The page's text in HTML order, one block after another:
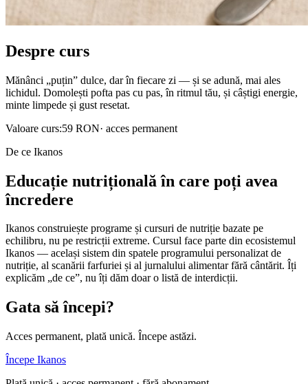
Despre curs
Mănânci „puțin” dulce, dar în fiecare zi — și se adună, mai ales
lichidul. Domolești pofta pas cu pas, în ritmul tău, și câștigi energie,
minte limpede și gust resetat.
Valoare curs:59 RON· acces permanent
De ce Ikanos
Educație nutrițională în care poți avea
încredere
Ikanos construiește programe și cursuri de nutriție bazate pe
echilibru, nu pe restricții extreme. Cursul face parte din ecosistemul
Ikanos — același sistem din spatele programului personalizat de
nutriție, al scanării farfuriei și al jurnalului alimentar fără cântărit. Îți
explicăm „de ce”, nu îți dăm doar o listă de interdicții.
Gata să începi?
Acces permanent, plată unică. Începe astăzi.
Începe Ikanos